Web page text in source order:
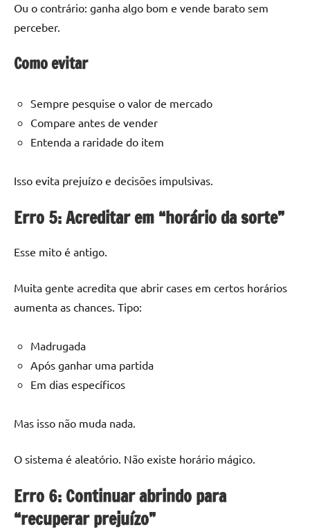
Ou o contrário: ganha algo bom e vende barato sem
perceber.
Como evitar
Sempre pesquise o valor de mercado
Compare antes de vender
Entenda a raridade do item
Isso evita prejuízo e decisões impulsivas.
Erro 5: Acreditar em “horário da sorte”
Esse mito é antigo.
Muita gente acredita que abrir cases em certos horários
aumenta as chances. Tipo:
Madrugada
Após ganhar uma partida
Em dias específicos
Mas isso não muda nada.
O sistema é aleatório. Não existe horário mágico.
Erro 6: Continuar abrindo para
“recuperar prejuízo”